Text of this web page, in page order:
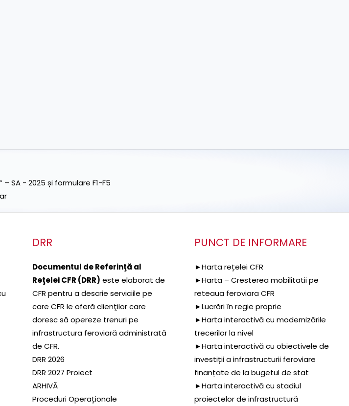
SA - 2025 și formulare F1-F5
DRR
Documentul de Referinţă al
Reţelei CFR (DRR) este elaborat de
CFR pentru a descrie serviciile pe
care CFR le oferă clienţilor care
doresc să opereze trenuri pe
infrastructura feroviară administrată
de CFR.
DRR 2026
DRR 2027 Proiect
ARHIVĂ
Proceduri Operaționale
PUNCT DE INFORMARE
►Harta rețelei CFR
►Harta – Cresterea mobilitatii pe
reteaua feroviara CFR
►Lucrări în regie proprie
►Harta interactivă cu modernizările
trecerilor la nivel
►Harta interactivă cu obiectivele de
investiții a infrastructurii feroviare
finanțate de la bugetul de stat
►Harta interactivă cu stadiul
proiectelor de infrastructură